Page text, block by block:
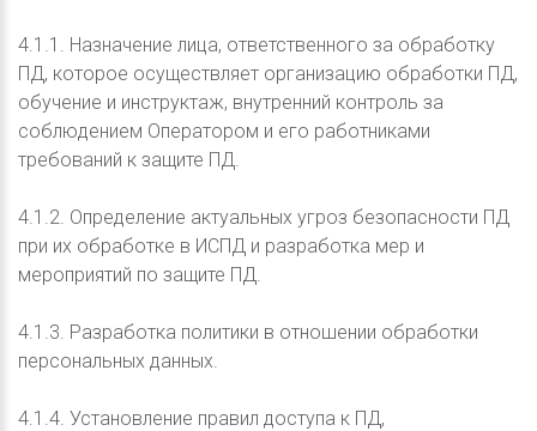
4.1.1. Назначение лица, ответственного за обработку
ПД, которое осуществляет организацию обработки ПД,
обучение и инструктаж, внутренний контроль за
соблюдением Оператором и его работниками
требований к защите ПД.
4.1.2. Определение актуальных угроз безопасности ПД
при их обработке в ИСПД и разработка мер и
мероприятий по защите ПД.
4.1.3. Разработка политики в отношении обработки
персональных данных.
4.1.4. Установление правил доступа к ПД,